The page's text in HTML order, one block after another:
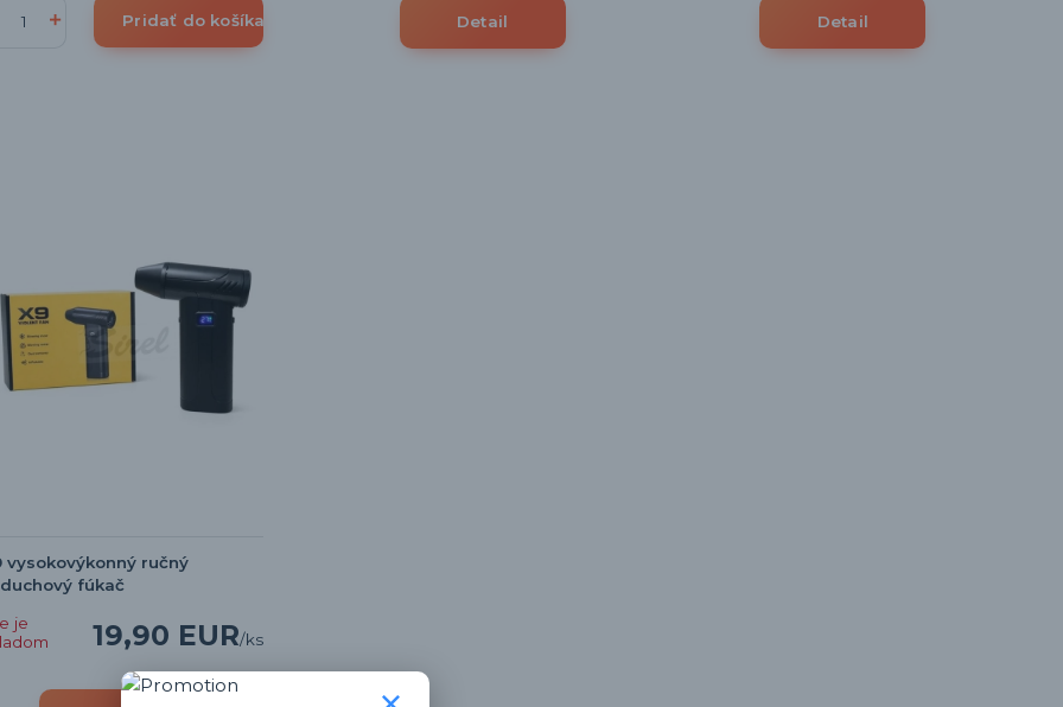
Pridať do košíka Detail Detail
vysokovýkonný ručný
fúkač
19,90 EUR/ks
je